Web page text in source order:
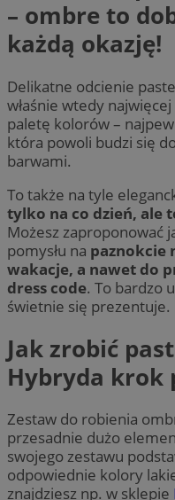
– ombre to
każdą okazję!
Delikatne odcienie
właśnie wtedy
paletę kolorów –
która powoli budzi się
barwami.
To także na tyle
tylko na co dzień, ale
Możesz zaproponować
pomysłu na paznokcie
wakacje, a nawet do
dress code. To bardzo
świetnie się prezentuje.
Jak zrobić
Hybryda krok
Zestaw do robienia
przesadnie dużo
swojego zestawu
odpowiednie kolory
znajdziesz np. w sklepie